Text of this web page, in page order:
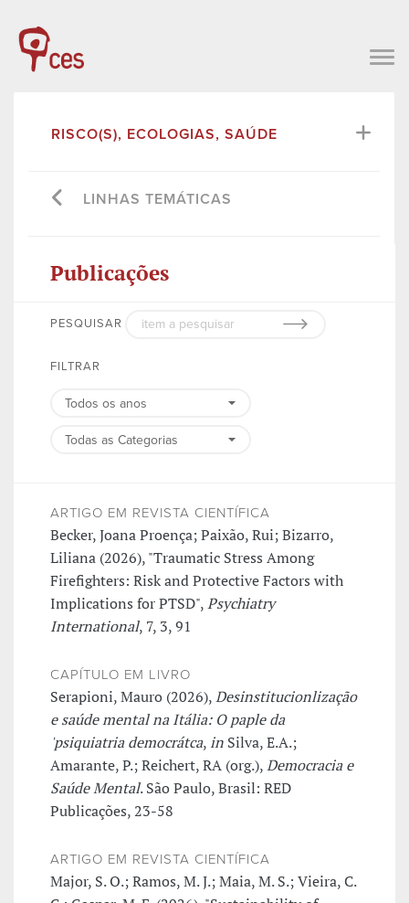
RISCO(S), ECOLOGIAS, SAÚDE
LINHAS TEMÁTICAS
Publicações
PESQUISAR
FILTRAR
ARTIGO EM REVISTA CIENTÍFICA
Becker, Joana Proença; Paixão, Rui; Bizarro,
Liliana (2026), "Traumatic Stress Among
Firefighters: Risk and Protective Factors with
Implications for PTSD",Psychiatry
International, 7, 3, 91
CAPÍTULO EM LIVRO
Serapioni, Mauro (2026),Desinstitucionlização
e saúde mental na Itália: O paple da
'psiquiatria democrátca,in Silva, E.A.;
Amarante, P.; Reichert, RA (org.),Democracia e
Saúde Mental. São Paulo, Brasil: RED
Publicações, 23-58
ARTIGO EM REVISTA CIENTÍFICA
Major, S. O.; Ramos, M. J.; Maia, M. S.; Vieira, C.